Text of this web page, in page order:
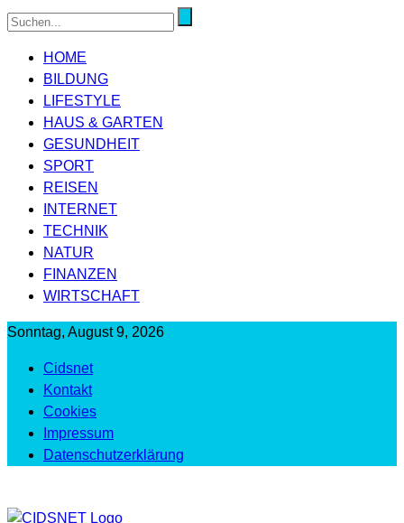
HOME
BILDUNG
LIFESTYLE
HAUS & GARTEN
GESUNDHEIT
SPORT
REISEN
INTERNET
TECHNIK
NATUR
FINANZEN
WIRTSCHAFT
Sonntag, August 9, 2026
Cidsnet
Kontakt
Cookies
Impressum
Datenschutzerklärung